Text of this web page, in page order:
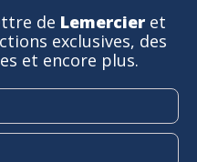
de Lemercier et
exclusives, des
et encore plus.